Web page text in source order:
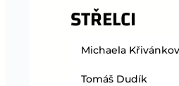
STŘELCI
Michaela
Tomáš Dudík